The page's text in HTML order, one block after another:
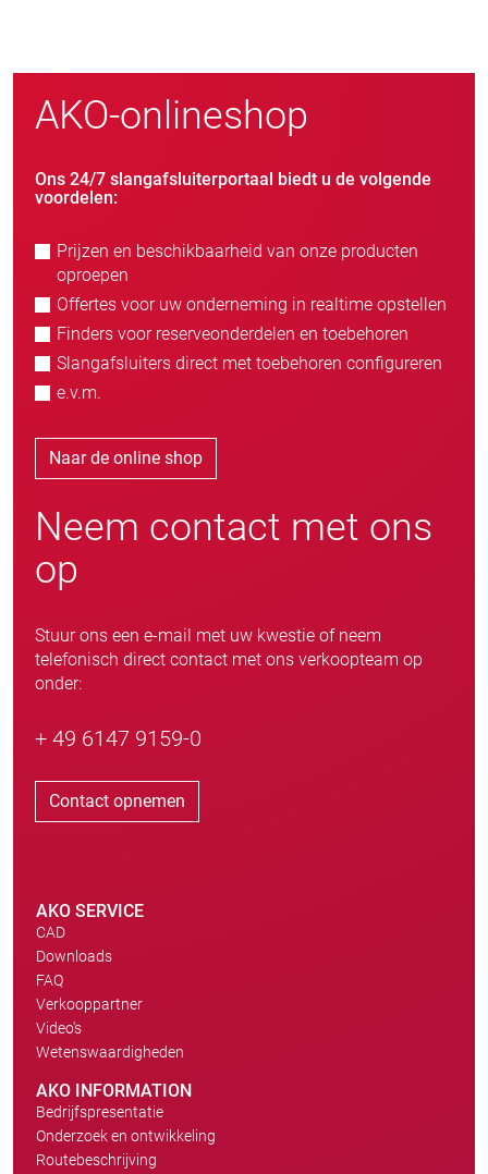
AKO-onlineshop
Ons 24/7 slangafsluiterportaal biedt u de volgende
voordelen:
Prijzen en beschikbaarheid van onze producten
oproepen
Offertes voor uw onderneming in realtime opstellen
Finders voor reserveonderdelen en toebehoren
Slangafsluiters direct met toebehoren configureren
e.v.m.
Naar de online shop
Neem contact met ons
op
Stuur ons een e-mail met uw kwestie of neem
telefonisch direct contact met ons verkoopteam op
onder:
+ 49 6147 9159-0
Contact opnemen
AKO SERVICE
CAD
Downloads
FAQ
Verkooppartner
Video's
Wetenswaardigheden
AKO INFORMATION
Bedrijfspresentatie
Onderzoek en ontwikkeling
Routebeschrijving